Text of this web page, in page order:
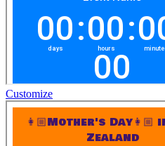
Customize